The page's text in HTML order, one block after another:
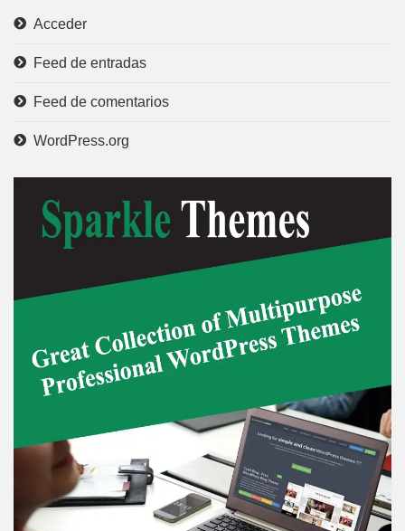
Acceder
Feed de entradas
Feed de comentarios
WordPress.org